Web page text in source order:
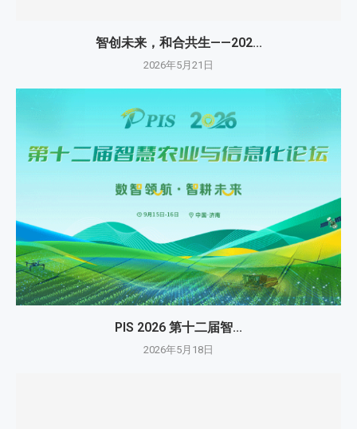
智创未来，和合共生——202...
2026年5月21日
PIS 2026 第十二届智...
2026年5月18日